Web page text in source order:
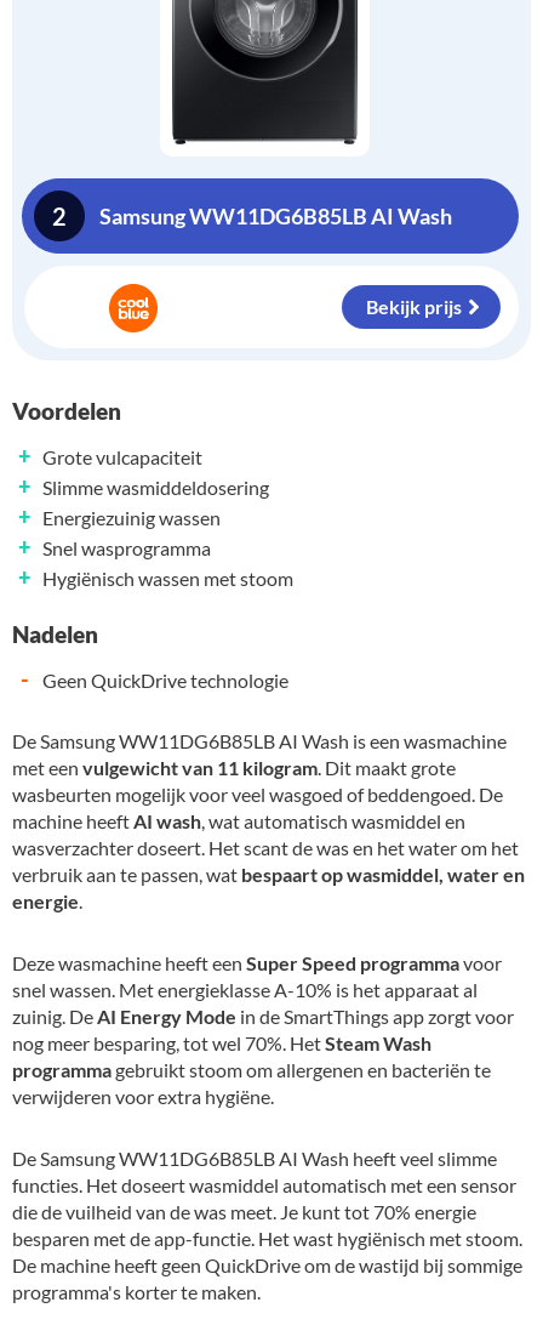
2 Samsung WW11DG6B85LB AI Wash
Bekijk prijs
Voordelen
+ Grote vulcapaciteit
+ Slimme wasmiddeldosering
+ Energiezuinig wassen
+ Snel wasprogramma
+ Hygiënisch wassen met stoom
Nadelen
- Geen QuickDrive technologie
De Samsung WW11DG6B85LB AI Wash is een wasmachine
met een vulgewicht van 11 kilogram. Dit maakt grote
wasbeurten mogelijk voor veel wasgoed of beddengoed. De
machine heeftAI wash, wat automatisch wasmiddel en
wasverzachter doseert. Het scant de was en het water om het
verbruik aan te passen, wat bespaart op wasmiddel, water en
energie.
Deze wasmachine heeft een Super Speed programmavoor
snel wassen. Met energieklasse A-10% is het apparaat al
zuinig. DeAI Energy Mode in de SmartThings app zorgt voor
nog meer besparing, tot wel 70%. HetSteam Wash
programmagebruikt stoom om allergenen en bacteriën te
verwijderen voor extra hygiëne.
De Samsung WW11DG6B85LB AI Wash heeft veel slimme
functies. Het doseert wasmiddel automatisch met een sensor
die de vuilheid van de was meet. Je kunt tot 70% energie
besparen met de app-functie. Het wast hygiënisch met stoom.
De machine heeft geen QuickDrive om de wastijd bij sommige
programma's korter te maken.